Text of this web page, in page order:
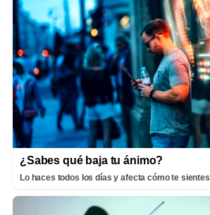
¿Sabes qué baja tu ánimo?
Lo haces todos los días y afecta cómo te sientes